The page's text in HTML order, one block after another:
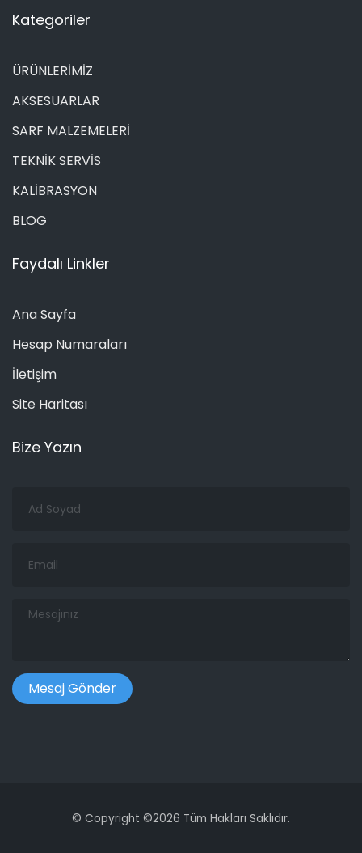
Kategoriler
ÜRÜNLERİMİZ
AKSESUARLAR
SARF MALZEMELERİ
TEKNİK SERVİS
KALİBRASYON
BLOG
Faydalı Linkler
Ana Sayfa
Hesap Numaraları
İletişim
Site Haritası
Bize Yazın
Soyad
Mesajınız
© Copyright ©2026 Tüm Hakları Saklıdır.